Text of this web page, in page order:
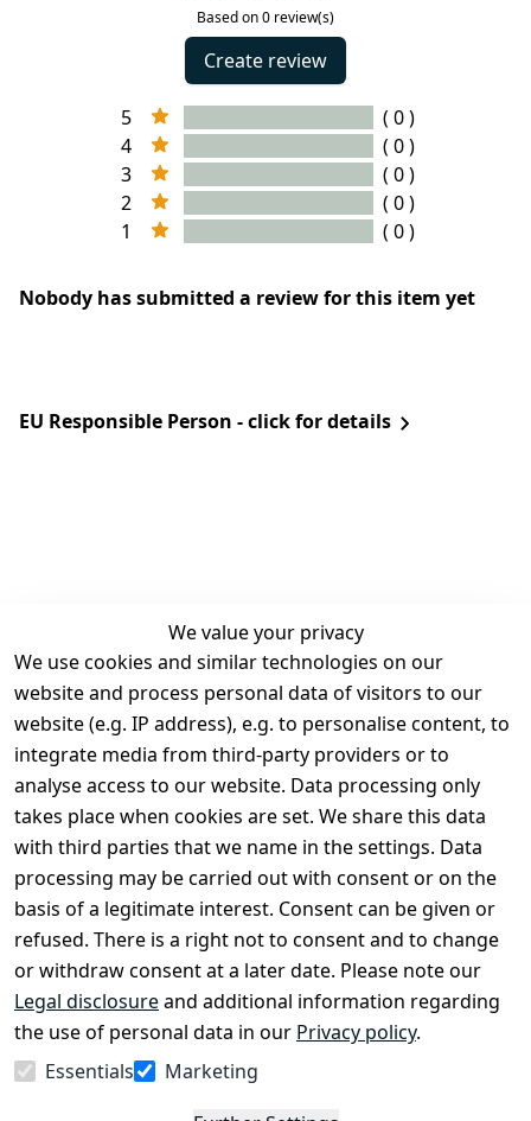
Based on 0 review(s)
Create review
5
( 0 )
4
( 0 )
3
( 0 )
2
( 0 )
1
( 0 )
Nobody has submitted a review for this item yet
EU Responsible Person - click for details
We value your privacy
We use cookies and similar technologies on our
website and process personal data of visitors to our
website (e.g. IP address), e.g. to personalise content, to
integrate media from third-party providers or to
analyse access to our website. Data processing only
takes place when cookies are set. We share this data
with third parties that we name in the settings. Data
processing may be carried out with consent or on the
basis of a legitimate interest. Consent can be given or
refused. There is a right not to consent and to change
or withdraw consent at a later date. Please note our
Legal disclosureand additional information regarding
the use of personal data in our Privacy policy.
Essentials
Marketing
Legal
Terms and
Conditions
Legal
disclosure
Privacy Policy
Declaration of
accessibility
Cancellation
rights
Contact
Register
Withdraw
from